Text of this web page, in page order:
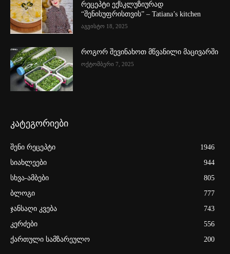
რეცეპტი ექსკლუზიურად
“შენისუფრისთვის” – Tatiana’s kitchen
აგვისტო 18, 2025
როგორ შევინახოთ მწვანილი მაცივარში
ოქტომბერი 7, 2025
კატეგორიები
შენი რეცეპტი
1946
სიახლეები
944
სხვა-ამბები
805
ბლოგი
777
ჯანსაღი კვება
743
კერძები
556
ქართული სამზარეულო
200